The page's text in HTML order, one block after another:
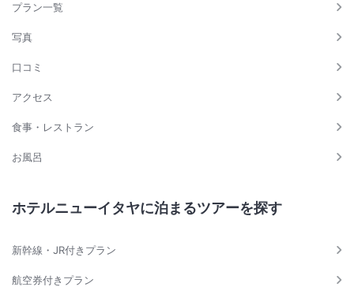
プラン一覧
写真
口コミ
アクセス
食事・レストラン
お風呂
ホテルニューイタヤに泊まるツアーを探す
新幹線・JR付きプラン
航空券付きプラン